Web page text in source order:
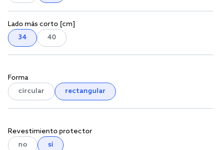
Lado más corto [cm]
34
40
Forma
circular
rectangular
Revestimiento protector
no
sí